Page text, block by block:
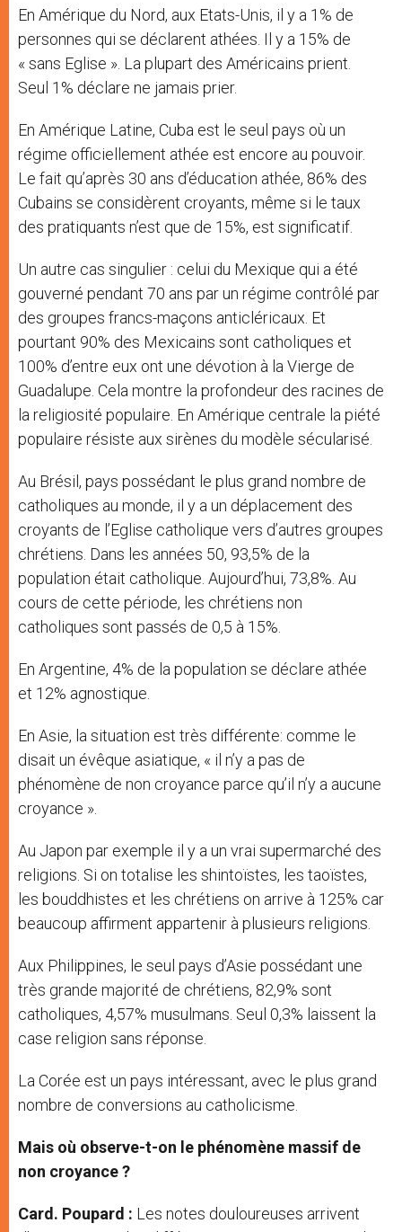
En Amérique du Nord, aux Etats-Unis, il y a 1% de
personnes qui se déclarent athées. Il y a 15% de
« sans Eglise ». La plupart des Américains prient.
Seul 1% déclare ne jamais prier.
En Amérique Latine, Cuba est le seul pays où un
régime officiellement athée est encore au pouvoir.
Le fait qu’après 30 ans d’éducation athée, 86% des
Cubains se considèrent croyants, même si le taux
des pratiquants n’est que de 15%, est significatif.
Un autre cas singulier : celui du Mexique qui a été
gouverné pendant 70 ans par un régime contrôlé par
des groupes francs-maçons anticléricaux. Et
pourtant 90% des Mexicains sont catholiques et
100% d’entre eux ont une dévotion à la Vierge de
Guadalupe. Cela montre la profondeur des racines de
la religiosité populaire. En Amérique centrale la piété
populaire résiste aux sirènes du modèle sécularisé.
Au Brésil, pays possédant le plus grand nombre de
catholiques au monde, il y a un déplacement des
croyants de l’Eglise catholique vers d’autres groupes
chrétiens. Dans les années 50, 93,5% de la
population était catholique. Aujourd’hui, 73,8%. Au
cours de cette période, les chrétiens non
catholiques sont passés de 0,5 à 15%.
En Argentine, 4% de la population se déclare athée
et 12% agnostique.
En Asie, la situation est très différente: comme le
disait un évêque asiatique, « il n’y a pas de
phénomène de non croyance parce qu’il n’y a aucune
croyance ».
Au Japon par exemple il y a un vrai supermarché des
religions. Si on totalise les shintoïstes, les taoïstes,
les bouddhistes et les chrétiens on arrive à 125% car
beaucoup affirment appartenir à plusieurs religions.
Aux Philippines, le seul pays d’Asie possédant une
très grande majorité de chrétiens, 82,9% sont
catholiques, 4,57% musulmans. Seul 0,3% laissent la
case religion sans réponse.
La Corée est un pays intéressant, avec le plus grand
nombre de conversions au catholicisme.
Mais où observe-t-on le phénomène massif de
non croyance ?
Card. Poupard : Les notes douloureuses arrivent